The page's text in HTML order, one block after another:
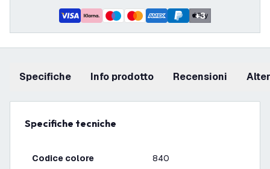
+3
Specifiche info prodotto recensioni
Specifiche tecniche
Codice colore 840